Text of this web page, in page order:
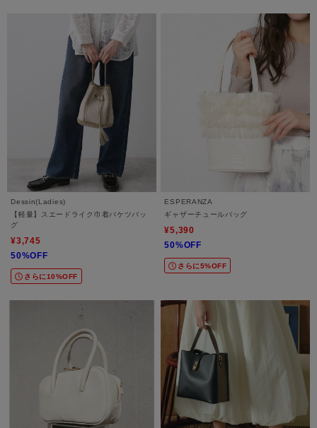
Dessin(Ladies)
【軽量】スエードライク巾着バケツバッ
グ
¥3,745
50%OFF
さらに10%OFF
ESPERANZA
ギャザーチュールバッグ
¥5,390
50%OFF
さらに5%OFF